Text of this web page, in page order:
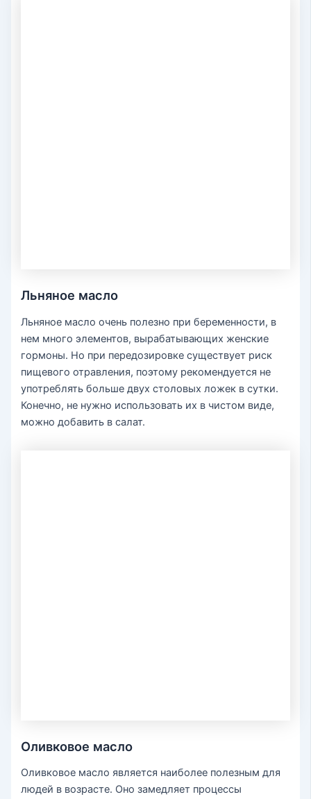
Льняное масло
Льняное масло очень полезно при беременности, в
нем много элементов, вырабатывающих женские
гормоны. Но при передозировке существует риск
пищевого отравления, поэтому рекомендуется не
употреблять больше двух столовых ложек в сутки.
Конечно, не нужно использовать их в чистом виде,
можно добавить в салат.
Оливковое масло
Оливковое масло является наиболее полезным для
людей в возрасте. Оно замедляет процессы